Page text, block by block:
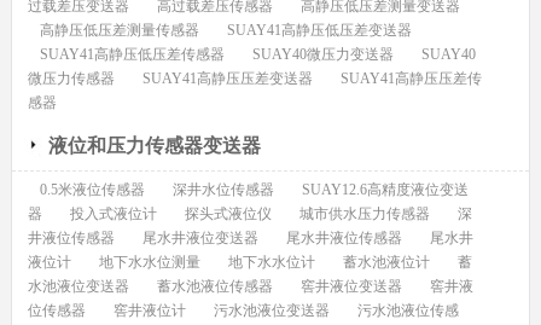
过载差压变送器
高过载差压传感器
高静压低压差测量变送器
高静压低压差测量传感器
SUAY41高静压低压差变送器
SUAY41高静压低压差传感器
SUAY40微压力变送器
SUAY40
微压力传感器
SUAY41高静压压差变送器
SUAY41高静压压差传
感器
液位和压力传感器变送器
0.5米液位传感器 深井水位传感器
SUAY12.6高精度液位变送
器
投入式液位计 探头式液位仪 城市供水压力传感器
深
井液位传感器
尾水井液位变送器 尾水井液位传感器
尾水井
液位计
地下水水位测量 地下水水位计 蓄水池液位计
蓄
水池液位变送器
蓄水池液位传感器 窖井液位变送器
窖井液
位传感器
窖井液位计 污水池液位变送器
污水池液位传感